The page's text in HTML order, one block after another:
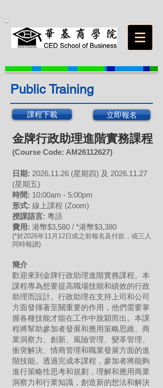
Public Training
課程下載 立即報名
金牌行政助理進階實務課程
(Course Code: AM26112627)
日期: 2026.11.26 (星期四) 及 2026.11.27
(星期五)
時間: 10:00am - 5:00pm
形式: 線上課程 (Zoom)
授課語言: 粵語
費用: 港幣$3,580 / *港幣$3,380
(*於2026年11月12日或之前報名及付款，或三人
同時報讀)
簡介
歡迎來到金牌行政助理進階實務課程。本
課程專為想要提高職場技能和績效的行政
助理而設計。行政助理在支持上司和公司
方面發揮著至關重要的作用，他們需要掌
握各種技能才能在工作中脫穎而出。本課
程將幫助參加者發展和應用策略思維、商
業洞察力、創新、風險管理、變革管理、
衝突解決、情商管理和職業發展方面的進
階技能。透過完成本課程，參加者將能夠
進行策略性思考和規劃，理解和應用商業
洞察力和行業知識，創造新的想法和解決